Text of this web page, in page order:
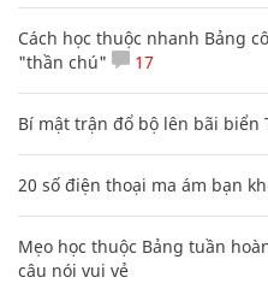
Cách học thuộc nhanh Bảng
"thần chú"
17
Bí mật trận đổ bộ lên bãi biển
20 số điện thoại ma ám bạn
Mẹo học thuộc Bảng tuần
câu nói vui vẻ